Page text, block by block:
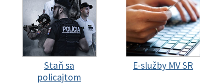
Staň sa
policajtom
E-služby MV SR